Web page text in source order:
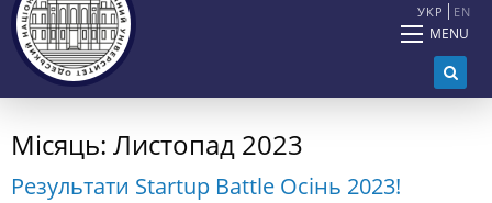
УКР EN
MENU
Місяць: Листопад 2023
Результати Startup Battle Осінь 2023!